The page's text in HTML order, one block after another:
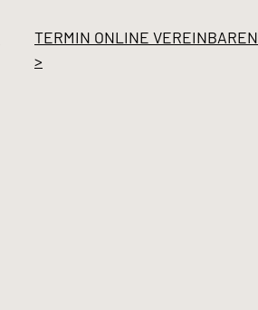
TERMIN ONLINE VEREINBAREN
>